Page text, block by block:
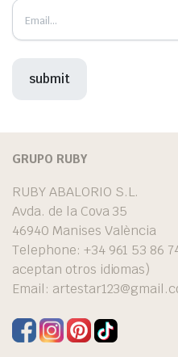
GRUPO RUBY
RUBY ABALORIO S.L.
Avda. de la Cova 35
46940 Manises València
Telephone: +34 961 53 86
aceptan otros idiomas)
Email: